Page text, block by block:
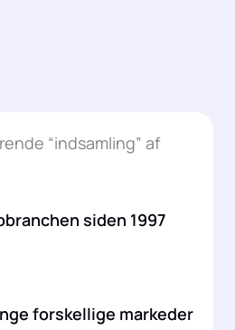
“indsamling” af
siden 1997
forskellige markeder